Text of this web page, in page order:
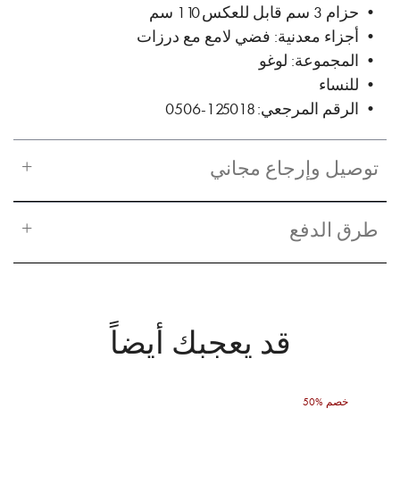
• حزام 3 سم قابل للعكس 110 سم
• أجزاء معدنية: فضي لامع مع درزات
• المجموعة: لوغو
• للنساء
• الرقم المرجعي: 125018-0506
توصيل وإرجاع مجاني
طرق الدفع
قد يعجبك أيضاً
50% خصم